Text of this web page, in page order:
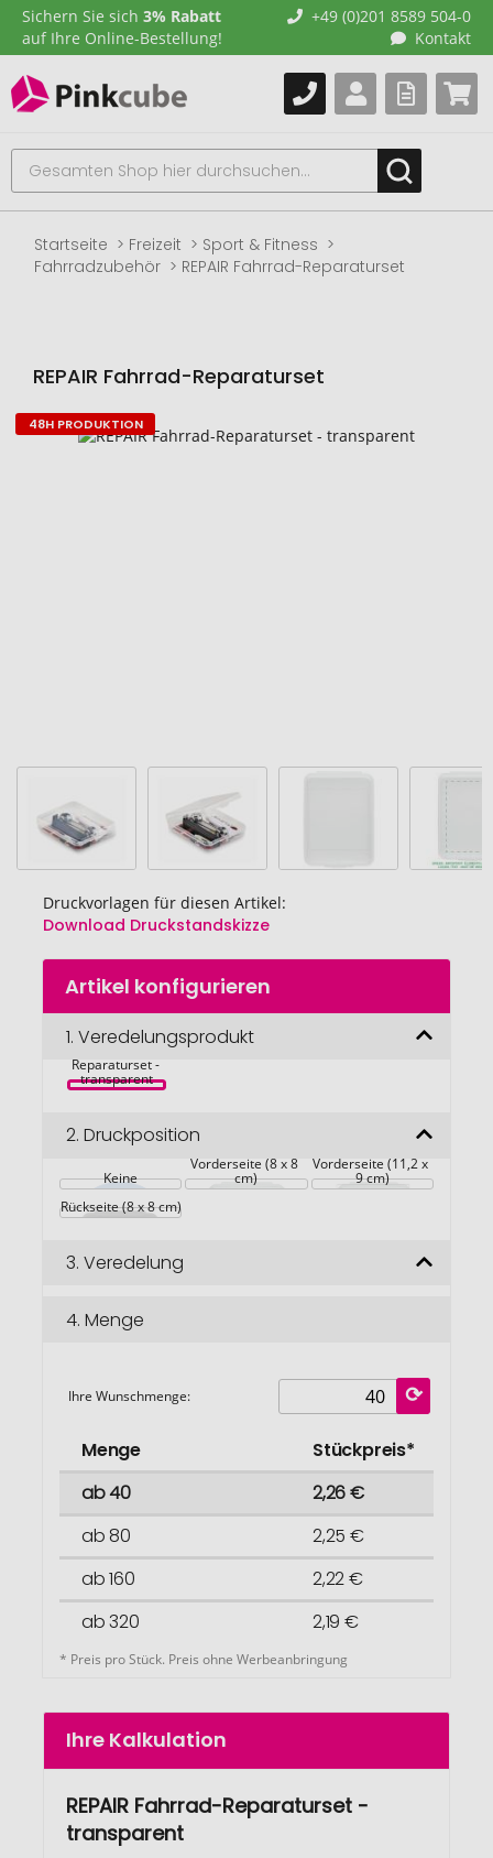
Sichern Sie sich 3% Rabatt
auf Ihre Online-Bestellung!
+49 (0)201 8589 504-0
Kontakt
Startseite Freizeit
Sport & Fitness
Fahrradzubehör
REPAIR Fahrrad-Reparaturset
REPAIR Fahrrad-Reparaturset
Zum
Druckvorlagen für diesen Artikel:
Download Druckstandskizze
Zum
Anfang
Bildgalerie
springen
48H PRODUKTION
Artikel konfigurieren
1. Veredelungsprodukt
Reparaturset -
transparent
2. Druckposition
Keine
Vorderseite (8 x 8
cm)
Vorderseite (11,2 x
9 cm)
Rückseite (8 x 8 cm)
3. Veredelung
4. Menge
Ihre Wunschmenge:
Menge
Stückpreis*
ab 40
2,26 €
ab 80
2,25 €
ab 160
2,22 €
ab 320
2,19 €
* Preis pro Stück. Preis ohne Werbeanbringung
Ihre Kalkulation
REPAIR Fahrrad-Reparaturset -
transparent